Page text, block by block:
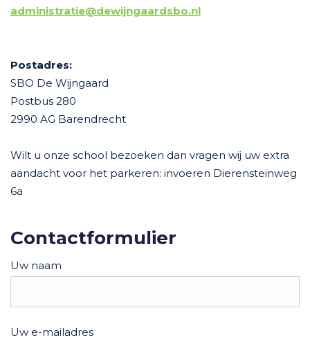
administratie@dewijngaardsbo.nl
Postadres:
SBO De Wijngaard
Postbus 280
2990 AG Barendrecht
Wilt u onze school bezoeken dan vragen wij uw extra
aandacht voor het parkeren: invoeren Dierensteinweg
6a
Contactformulier
Uw naam
Uw e-mailadres